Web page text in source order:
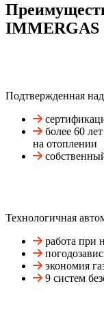
IMMERGAS
Подтвержденная
более 60
на отоплении
Технологичная
работа при
экономия
9 систем